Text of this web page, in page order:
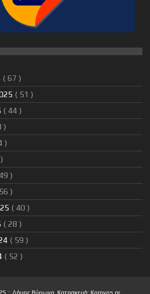
( 67 )
( 51 )
( 44 )
)
)
)
)
( 40 )
( 28 )
( 59 )
( 52 )
:: Δήμος Βύρωνα. Κατασκευή: Komvos.gr